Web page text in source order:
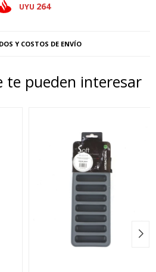
UYU 264
Y COSTOS DE ENVÍO
te pueden interesar